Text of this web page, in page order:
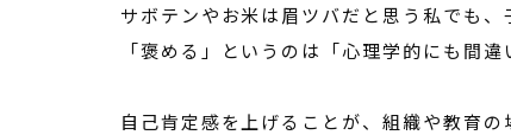
サボテンやお米は眉ツバだと思う私でも
「褒める」というのは「心理学的にも間
自己肯定感を上げることが、組織や教育